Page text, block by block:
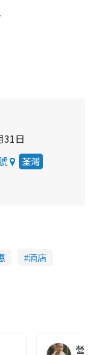
31日
荃灣
酒店
營養